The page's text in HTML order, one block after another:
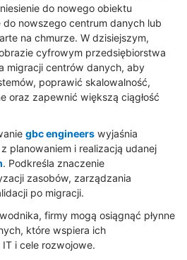
do nowego obiektu
nowszego centrum danych lub
na chmurze. W dzisiejszym,
cyfrowym przedsiębiorstwa
migracji centrów danych, aby
poprawić skalowalność,
oraz zapewnić większą ciągłość
gbc engineers wyjaśnia
planowaniem i realizacją udanej
. Podkreśla znaczenie
zasobów, zarządzania
po migracji.
firmy mogą osiągnąć płynne
które wspiera ich
i cele rozwojowe.